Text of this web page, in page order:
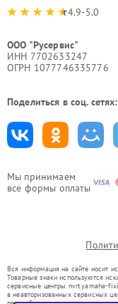
Мы принимаем
все формы оплаты
4.9-5.0
ООО "Русервис"
ИНН 7702633247
ОГРН 1077746335776
Поделиться в соц. сетях:
Вся информация на сайте носит
Товарные знаки используются
сервисные центры nvrt.yamaha-
в неавторизованных сервисных